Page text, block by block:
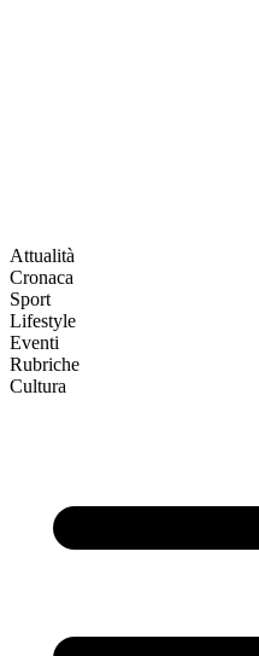
Attualità
Cronaca
Sport
Lifestyle
Eventi
Rubriche
Cultura